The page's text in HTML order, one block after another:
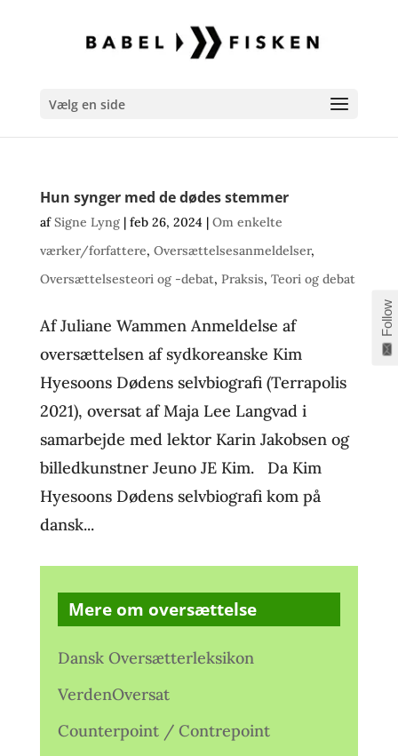
Vælg en side
Hun synger med de dødes stemmer
afSigne Lyng| feb 26, 2024 | Om enkelte
værker/forfattere, Oversættelsesanmeldelser,
Oversættelsesteori og -debat, Praksis, Teori og debat
Af Juliane Wammen Anmeldelse af
oversættelsen af sydkoreanske Kim
Hyesoons Dødens selvbiografi (Terrapolis
2021), oversat af Maja Lee Langvad i
samarbejde med lektor Karin Jakobsen og
billedkunstner Jeuno JE Kim. Da Kim
Hyesoons Dødens selvbiografi kom på
dansk...
Mere om oversættelse
Dansk Oversætterleksikon
VerdenOversat
Counterpoint / Contrepoint
Follow